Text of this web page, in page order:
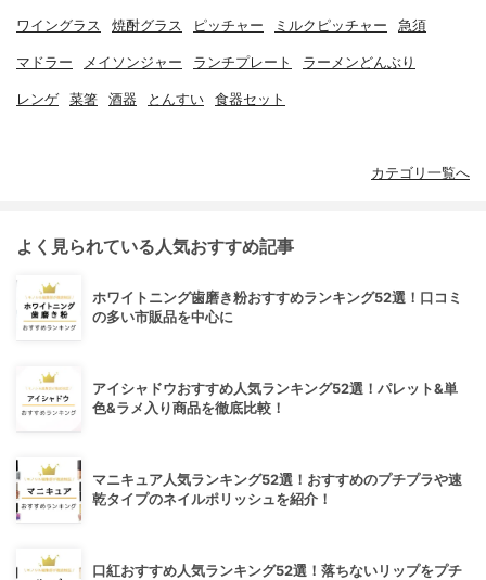
ワイングラス 焼酎グラス ピッチャー ミルクピッチャー 急須
マドラー メイソンジャー ランチプレート ラーメンどんぶり
レンゲ 菜箸 酒器 とんすい 食器セット
カテゴリ一覧へ
よく見られている人気おすすめ記事
ホワイトニング歯磨き粉おすすめランキング52選！口コミ
の多い市販品を中心に
アイシャドウおすすめ人気ランキング52選！パレット&単
色&ラメ入り商品を徹底比較！
マニキュア人気ランキング52選！おすすめのプチプラや速
乾タイプのネイルポリッシュを紹介！
口紅おすすめ人気ランキング52選！落ちないリップをプチ